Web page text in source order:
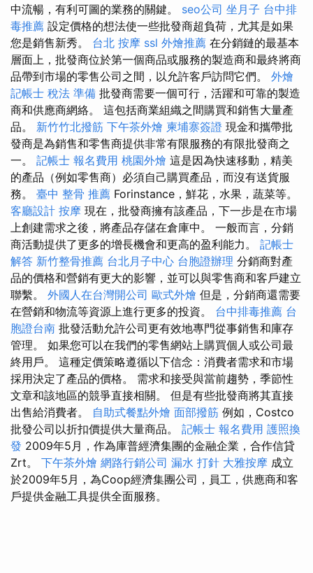
中流暢，有利可圖的業務的關鍵。 seo公司 坐月子 台中排
毒推薦 設定價格的想法使一些批發商超負荷，尤其是如果
您是銷售新秀。 台北 按摩 ssl 外燴推薦 在分銷鏈的最基本
層面上，批發商位於第一個商品或服務的製造商和最終將商
品帶到市場的零售公司之間，以允許客戶訪問它們。 外燴
記帳士 稅法 準備 批發商需要一個可行，活躍和可靠的製造
商和供應商網絡。 這包括商業組織之間購買和銷售大量產
品。 新竹竹北撥筋 下午茶外燴 柬埔寨簽證 現金和攜帶批
發商是為銷售和零售商提供非常有限服務的有限批發商之
一。 記帳士 報名費用 桃園外燴 這是因為快速移動，精美
的產品（例如零售商）必須自己購買產品，而沒有送貨服
務。 臺中 整骨 推薦 Forinstance，鮮花，水果，蔬菜等。
客廳設計 按摩 現在，批發商擁有該產品，下一步是在市場
上創建需求之後，將產品存儲在倉庫中。 一般而言，分銷
商活動提供了更多的增長機會和更高的盈利能力。 記帳士
解答 新竹整骨推薦 台北月子中心 台胞證辦理 分銷商對產
品的價格和營銷有更大的影響，並可以與零售商和客戶建立
聯繫。 外國人在台灣開公司 歐式外燴 但是，分銷商還需要
在營銷和物流等資源上進行更多的投資。 台中排毒推薦 台
胞證台南 批發活動允許公司更有效地專門從事銷售和庫存
管理。 如果您可以在我們的零售網站上購買個人或公司最
終用戶。 這種定價策略遵循以下信念：消費者需求和市場
採用決定了產品的價格。 需求和接受與當前趨勢，季節性
文章和該地區的競爭直接相關。 但是有些批發商將其直接
出售給消費者。 自助式餐點外燴 面部撥筋 例如，Costco
批發公司以折扣價提供大量商品。 記帳士 報名費用 護照換
發 2009年5月，作為庫普經濟集團的金融企業，合作信貸
Zrt。 下午茶外燴 網路行銷公司 漏水 打針 大雅按摩 成立
於2009年5月，為Coop經濟集團公司，員工，供應商和客
戶提供金融工具提供全面服務。